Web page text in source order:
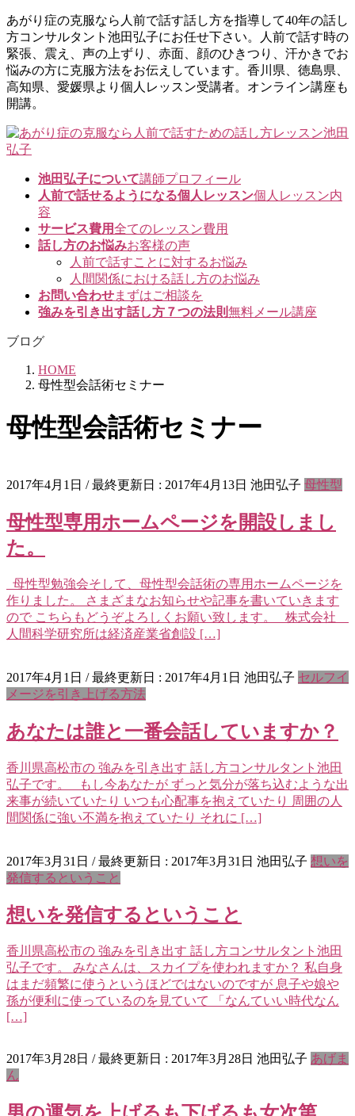
コ
ン
テ
ン
ツ
に
動
ナ
ビ
ゲ
ー
シ
ョ
に
移
あがり症の克服なら人前で話す話し方を指導して40年の話し
方コンサルタント池田弘子にお任せ下さい。人前で話す時の
緊張、震え、声の上ずり、赤面、顔のひきつり、汗かきでお
悩みの方に克服方法をお伝えしています。香川県、徳島県、
高知県、愛媛県より個人レッスン受講者。オンライン講座も
開講。
池田弘子について講師プロフィール
人前で話せるようになる個人レッスン個人レッスン内
容
サービス費用全てのレッスン費用
話し方のお悩みお客様の声
人前で話すことに対するお悩み
人間関係における話し方のお悩み
お問い合わせまずはご相談を
強みを引き出す話し方７つの法則無料メール講座
ブログ
HOME
母性型会話術セミナー
母性型会話術セミナー
2017年4月1日 / 最終更新日 : 2017年4月13日 池田弘子 母性型
母性型専用ホームページを開設しまし
た。
母性型勉強会そして、母性型会話術の専用ホームページを
作りました。 さまざまなお知らせや記事を書いていきます
ので こちらもどうぞよろしくお願い致します。 株式会社
人間科学研究所は経済産業省創設 […]
2017年4月1日 / 最終更新日 : 2017年4月1日 池田弘子 セルフイ
メージを引き上げる方法
あなたは誰と一番会話していますか？
香川県高松市の 強みを引き出す 話し方コンサルタント池田
弘子です。 もし今あなたが ずっと気分が落ち込むような出
来事が続いていたり いつも心配事を抱えていたり 周囲の人
間関係に強い不満を抱えていたり それに […]
2017年3月31日 / 最終更新日 : 2017年3月31日 池田弘子 想いを
発信するということ
想いを発信するということ
香川県高松市の 強みを引き出す 話し方コンサルタント池田
弘子です。 みなさんは、スカイプを使われますか？ 私自身
はまだ頻繁に使うというほどではないのですが 息子や娘や
孫が便利に使っているのを見ていて 「なんていい時代なん
[…]
2017年3月28日 / 最終更新日 : 2017年3月28日 池田弘子 あげま
ん